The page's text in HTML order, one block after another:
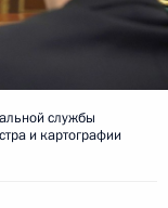
службы
и картографии